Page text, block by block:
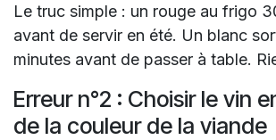
Le truc simple : un rouge au frigo
avant de servir en été. Un blanc
minutes avant de passer à table.
Erreur n°2 : Choisir le vin
de la couleur de la viande